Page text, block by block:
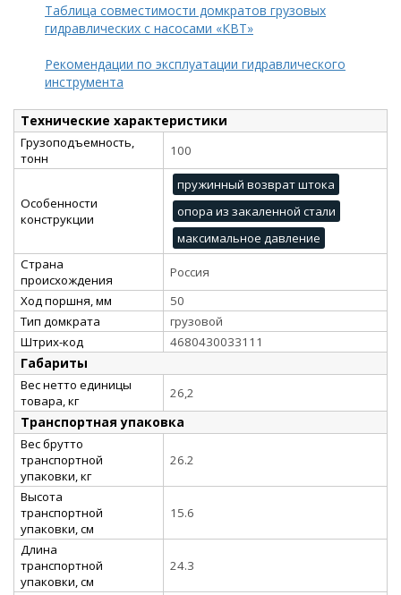
Таблица совместимости домкратов грузовых
гидравлических с насосами «КВТ»
Рекомендации по эксплуатации гидравлического
инструмента
Технические характеристики
Грузоподъемность,
тонн
100
Особенности
конструкции
пружинный возврат штока
опора из закаленной стали
максимальное давление
Страна
происхождения
Россия
Ход поршня, мм
50
Тип домкрата
грузовой
Штрих-код
4680430033111
Габариты
Вес нетто единицы
товара, кг
26,2
Транспортная упаковка
Вес брутто
транспортной
упаковки, кг
26.2
Высота
транспортной
упаковки, см
15.6
Длина
транспортной
упаковки, см
24.3